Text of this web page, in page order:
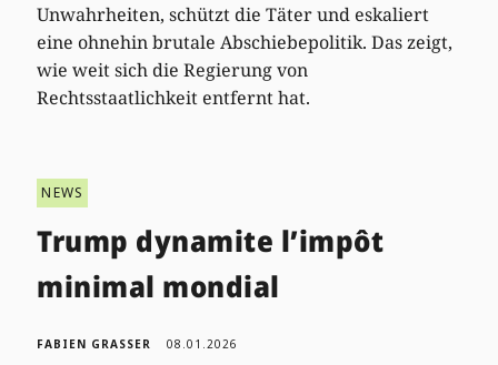
Unwahrheiten, schützt die Täter und eskaliert
eine ohnehin brutale Abschiebepolitik. Das zeigt,
wie weit sich die Regierung von
Rechtsstaatlichkeit entfernt hat.
NEWS
Trump dynamite l’impôt
minimal mondial
FABIEN GRASSER 08.01.2026